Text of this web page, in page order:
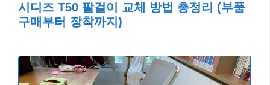
시디즈 T50 팔걸이 교체 방법 총정리 (부품
구매부터 장착까지)